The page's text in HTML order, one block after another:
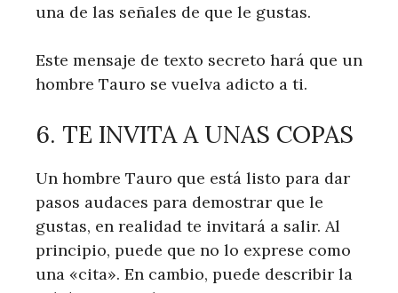
una de las señales de que le gustas.
Este mensaje de texto secreto hará que un
hombre Tauro se vuelva adicto a ti.
6. TE INVITA A UNAS COPAS
Un hombre Tauro que está listo para dar
pasos audaces para demostrar que le
gustas, en realidad te invitará a salir. Al
principio, puede que no lo exprese como
una «cita». En cambio, puede describir la